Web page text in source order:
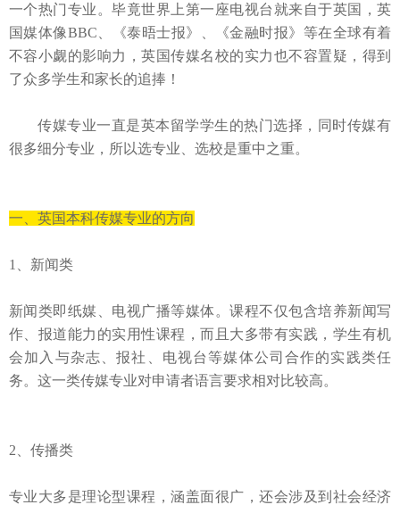
一个热门专业。毕竟世界上第一座电视台就来自于英国，英
国媒体像BBC 、《泰晤士报》、《金融时报》等在全球有着
不容小觑的影响力，英国传媒名校的实力也不容置疑，得到
了众多学生和家长的追捧！
传媒专业一直是英本留学学生的热门选择，同时传媒有
很多细分专业，所以选专业、选校是重中之重。
一、英国本科传媒专业的方向
1 、新闻类
新闻类即纸媒、电视广播等媒体。课程不仅包含培养新闻写
作、报道能力的实用性课程，而且大多带有实践，学生有机
会加入与杂志、报社、电视台等媒体公司合作的实践类任
务。这一类传媒专业对申请者语言要求相对比较高。
2 、传播类
专业大多是理论型课程，涵盖面很广，还会涉及到社会经济